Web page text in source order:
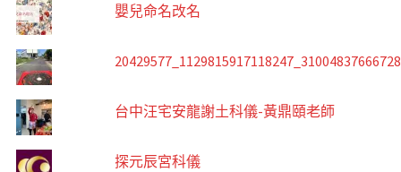
嬰兒命名改名
台中汪宅安龍謝土科儀-黃鼎頤老師
探元辰宮科儀